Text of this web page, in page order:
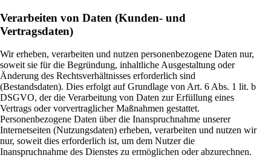
Verarbeiten von Daten (Kunden- und
Vertragsdaten)
Wir erheben, verarbeiten und nutzen personenbezogene Daten nur,
soweit sie für die Begründung, inhaltliche Ausgestaltung oder
Änderung des Rechtsverhältnisses erforderlich sind
(Bestandsdaten). Dies erfolgt auf Grundlage von Art. 6 Abs. 1 lit. b
DSGVO, der die Verarbeitung von Daten zur Erfüllung eines
Vertrags oder vorvertraglicher Maßnahmen gestattet.
Personenbezogene Daten über die Inanspruchnahme unserer
Internetseiten (Nutzungsdaten) erheben, verarbeiten und nutzen wir
nur, soweit dies erforderlich ist, um dem Nutzer die
Inanspruchnahme des Dienstes zu ermöglichen oder abzurechnen.